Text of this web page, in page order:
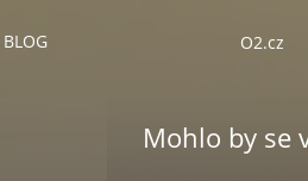
BLOG O2.cz
Mohlo by se